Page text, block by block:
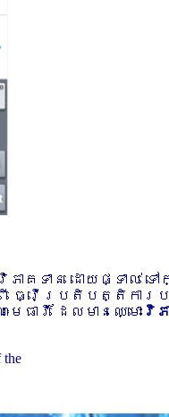
ភាគទាន ដោយផ្ទាល់
ពី ធ្វើប្រតិបត្តិកា
ធាវី ដែលមានឈ្មោះ វិភ